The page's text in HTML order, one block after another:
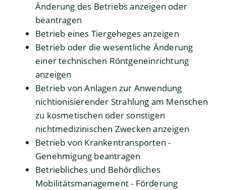
Änderung des Betriebs anzeigen oder
beantragen
Betrieb eines Tiergeheges anzeigen
Betrieb oder die wesentliche Änderung
einer technischen Röntgeneinrichtung
anzeigen
Betrieb von Anlagen zur Anwendung
nichtionisierender Strahlung am Menschen
zu kosmetischen oder sonstigen
nichtmedizinischen Zwecken anzeigen
Betrieb von Krankentransporten -
Genehmigung beantragen
Betriebliches und Behördliches
Mobilitätsmanagement - Förderung